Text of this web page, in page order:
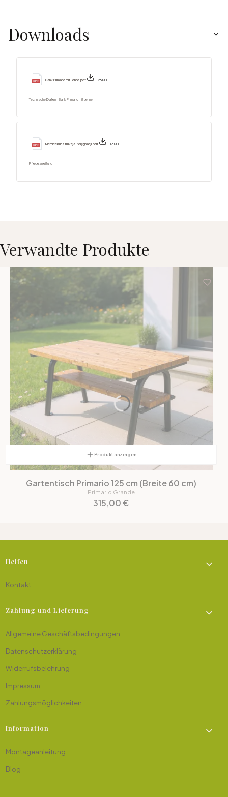
Downloads
Bank Primario mit Lehne.pdf 1.26 MB
Technische Daten - Bank Primario mit Lehne
Niemiecki Instrukcja Pielęgnacji.pdf 1.13 MB
Pflegeanleitung
Verwandte Produkte
Produkt anzeigen
Gartentisch Primario 125 cm (Breite 60 cm)
Primario Grande
Preis
315,00 €
Fußzeilenmenü
Helfen
Kontakt
Zahlung und Lieferung
Allgemeine Geschäftsbedingungen
Datenschutzerklärung
Widerrufsbelehrung
Impressum
Zahlungsmöglichkeiten
Information
Montageanleitung
Blog